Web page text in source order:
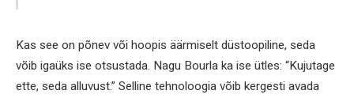
Kas see on põnev või hoopis äärmiselt düstoopiline, seda
võib igaüks ise otsustada. Nagu Bourla ka ise ütles: “Kujutage
ette, seda alluvust.” Selline tehnoloogia võib kergesti avada